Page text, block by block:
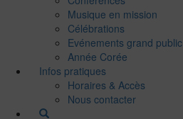
Musique en mission
Célébrations
Evénements grand public
Année Corée
Infos pratiques
Horaires & Accès
Nous contacter